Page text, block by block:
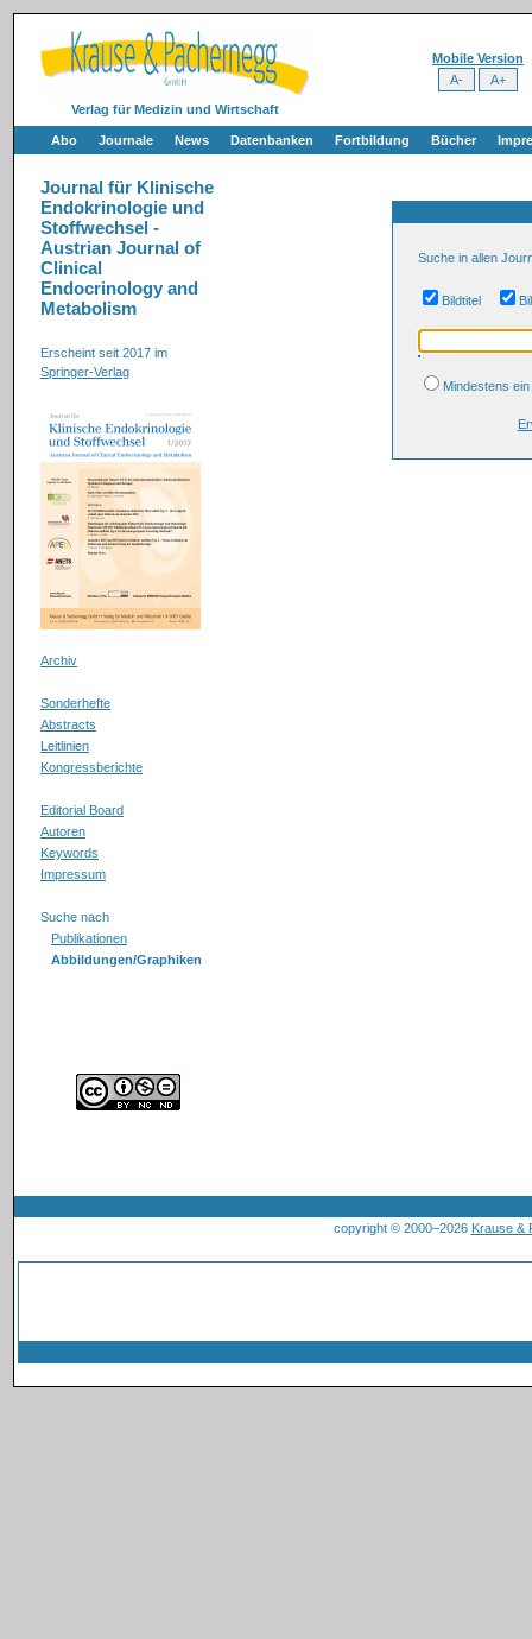
Verlag für Medizin und Wirtschaft
Mobile Version
Abo Journale News Datenbanken Fortbildung Bücher
Journal für Klinische
Endokrinologie und
Stoffwechsel -
Austrian Journal of
Clinical
Endocrinology and
Metabolism
Erscheint seit 2017 im
Springer-Verlag
Archiv
Sonderhefte
Abstracts
Leitlinien
Kongressberichte
Editorial Board
Autoren
Keywords
Impressum
Suche nach
Publikationen
Abbildungen/Graphiken
Suche in allen
Bildtitel
Mindestens
copyright © 2000–2026 Krause &